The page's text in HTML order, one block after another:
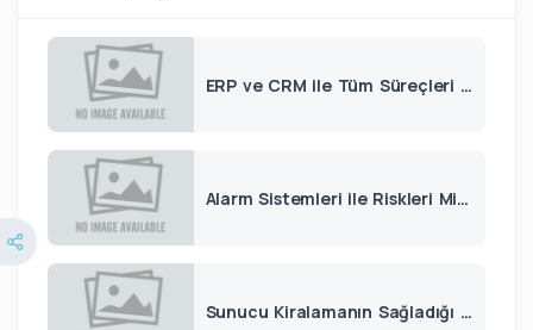
ERP ve CRM ile Tüm Süreçleri Tek Panelden Yönetin
Alarm Sistemleri ile Riskleri Minimuma İndirin
Sunucu Kiralamanın Sağladığı Esneklik